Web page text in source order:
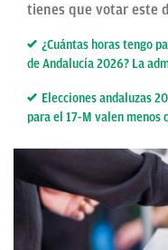
tienes que votar este
¿Cuántas horas tengo
de Andalucía 2026? La
Elecciones andaluzas
para el 17-M valen menos